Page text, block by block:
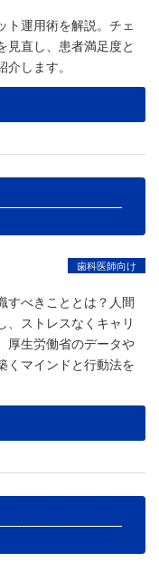
ト運用術を解説。チェ
見直し、患者満足度と
します。
歯科医師向け
すべきこととは？人間
、ストレスなくキャリ
厚生労働省のデータや
くマインドと行動法を